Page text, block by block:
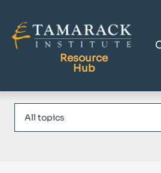
Resource
Hub
Publications